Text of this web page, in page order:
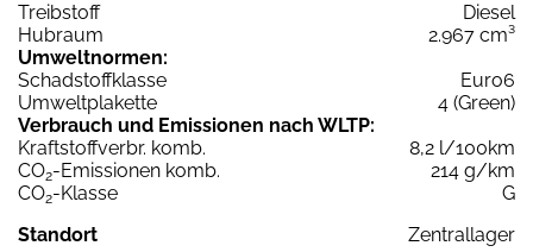
Treibstoff
Diesel
Hubraum
2.967 cm³
Umweltnormen:
Schadstoffklasse
Euro6
Umweltplakette
4 (Green)
Verbrauch und Emissionen nach WLTP:
Kraftstoffverbr. komb.
8,2 l/100km
CO2-Emissionen komb.
214 g/km
CO2-Klasse
G
Standort
Zentrallager